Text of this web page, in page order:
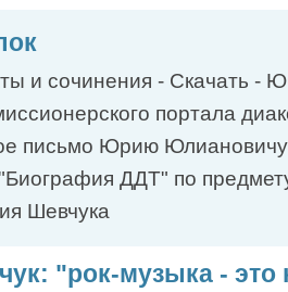
и сочинения - Скачать -
портала
письмо Юрию
ДДТ" по
Шевчука
"рок-музыка - это